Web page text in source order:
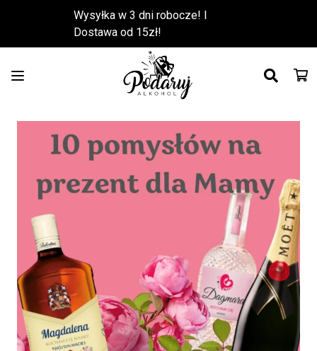
Wysyłka w 3 dni robocze! l
Dostawa od 15zł!